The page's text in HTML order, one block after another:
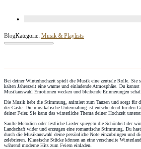
BlogKategorie: Musik & Playlists
Bei deiner Winterhochzeit spielt die Musik eine zentrale Rolle. Sie
kalten Jahreszeit eine warme und einladende Atmosphäre. Du
Musikauswahl Emotionen wecken und bleibende Erinnerungen
Die Musik hebt die Stimmung, animiert zum Tanzen und sorgt für
der Gäste. Die musikalische Untermalung ist entscheidend für den
deiner Feier. Sie kann das winterliche Thema deiner Hochzeit
Sanfte Melodien oder festliche Lieder spiegeln die Schönheit der
Landschaft wider und erzeugen eine romantische Stimmung. Du
durch die Musikauswahl deine persönliche Note einzubringen und
zelebrieren. Klassische Stücke können an eine verschneite
während moderne Hits zum Feiern einladen.